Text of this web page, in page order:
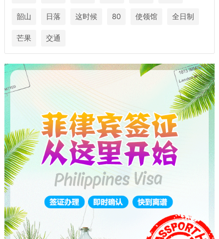
韶山 日落 这时候 80 使领馆 全日制
芒果 交通